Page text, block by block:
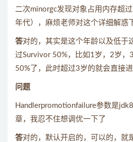
二次minorgc发现对象占用内存超
年代），麻烦老师对这个详细解惑
答对的，其实是这个年龄以及低于
过Survivor 50%，比如1岁，2岁，
50%了，此时超过3岁的就会直接
问题
Handlerpromotionfailure参数是
章，我忍不住想调优一下了
答对的，默认开启的，可以的，就